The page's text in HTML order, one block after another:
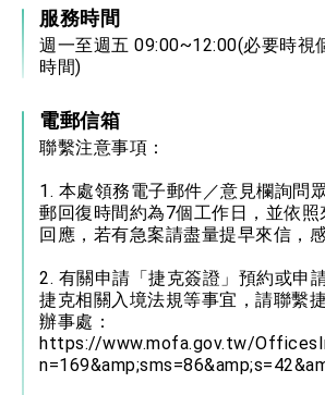
服務時間
週一至週五 09:00~12:00(必要時視
時間)
電郵信箱
聯繫注意事項：
1. 本處領務電子郵件／意見欄詢問
郵回復時間約為7個工作日，並依
回應，若有急案請盡量提早來信，感
2. 有關申請「捷克簽證」預約或申
捷克相關入境法規等事宜，請聯繫
辦事處：
https://www.mofa.gov.tw/